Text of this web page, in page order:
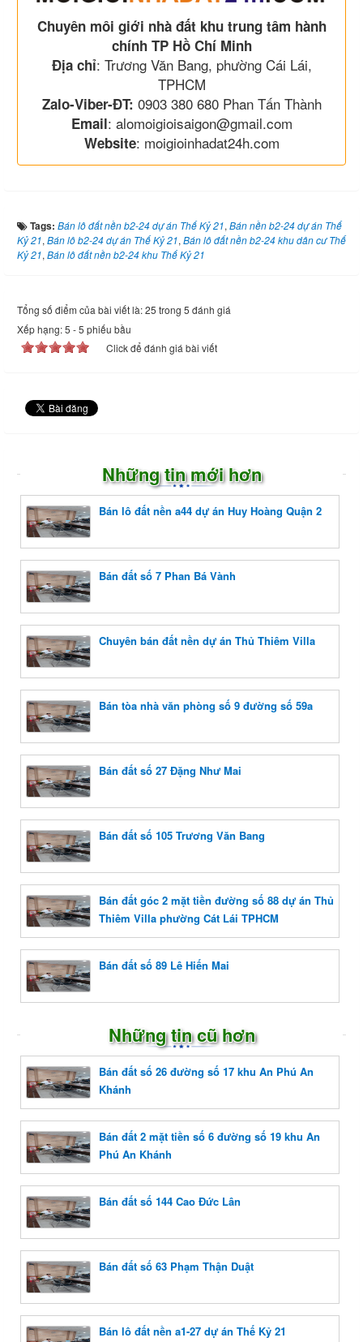
Chuyên môi giới nhà đất khu trung tâm hành
chính TP Hồ Chí Minh
Địa chỉ: Trương Văn Bang, phường Cái Lái,
TPHCM
Zalo-Viber-ĐT: 0903 380 680 Phan Tấn Thành
Email: alomoigioisaigon@gmail.com
Website: moigioinhadat24h.com
Tags: Bán lô đất nền b2-24 dự án Thế Kỷ 21, Bán nền b2-24 dự án Thế
Kỷ 21, Bán lô b2-24 dự án Thế Kỷ 21, Bán lô đất nền b2-24 khu dân cư Thế
Kỷ 21, Bán lô đất nền b2-24 khu Thế Kỷ 21
Tổng số điểm của bài viết là: 25 trong 5 đánh giá
Xếp hạng:5 -5 phiếu bầu
Click để đánh giá bài viết
Những tin mới hơn
Bán lô đất nền a44 dự án Huy Hoàng Quận 2
Bán đất số 7 Phan Bá Vành
Chuyên bán đất nền dự án Thủ Thiêm Villa
Bán tòa nhà văn phòng số 9 đường số 59a
Bán đất số 27 Đặng Như Mai
Bán đất số 105 Trương Văn Bang
Bán đất góc 2 mặt tiền đường số 88 dự án Thủ
Thiêm Villa phường Cát Lái TPHCM
Bán đất số 89 Lê Hiến Mai
Những tin cũ hơn
Bán đất số 26 đường số 17 khu An Phú An
Khánh
Bán đất 2 mặt tiền số 6 đường số 19 khu An
Phú An Khánh
Bán đất số 144 Cao Đức Lân
Bán đất số 63 Phạm Thận Duật
Bán lô đất nền a1-27 dự án Thế Kỷ 21